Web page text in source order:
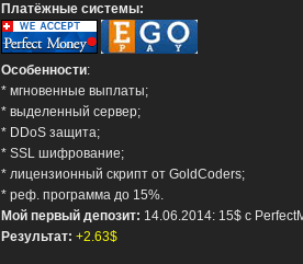
Платёжные системы:
Особенности:
* мгновенные выплаты;
* выделенный сервер;
* DDoS защита;
* SSL шифрование;
* лицензионный скрипт от GoldCoders;
* реф. программа до 15%.
Мой первый депозит: 14.06.2014: 15$ с
Результат: +2.63$